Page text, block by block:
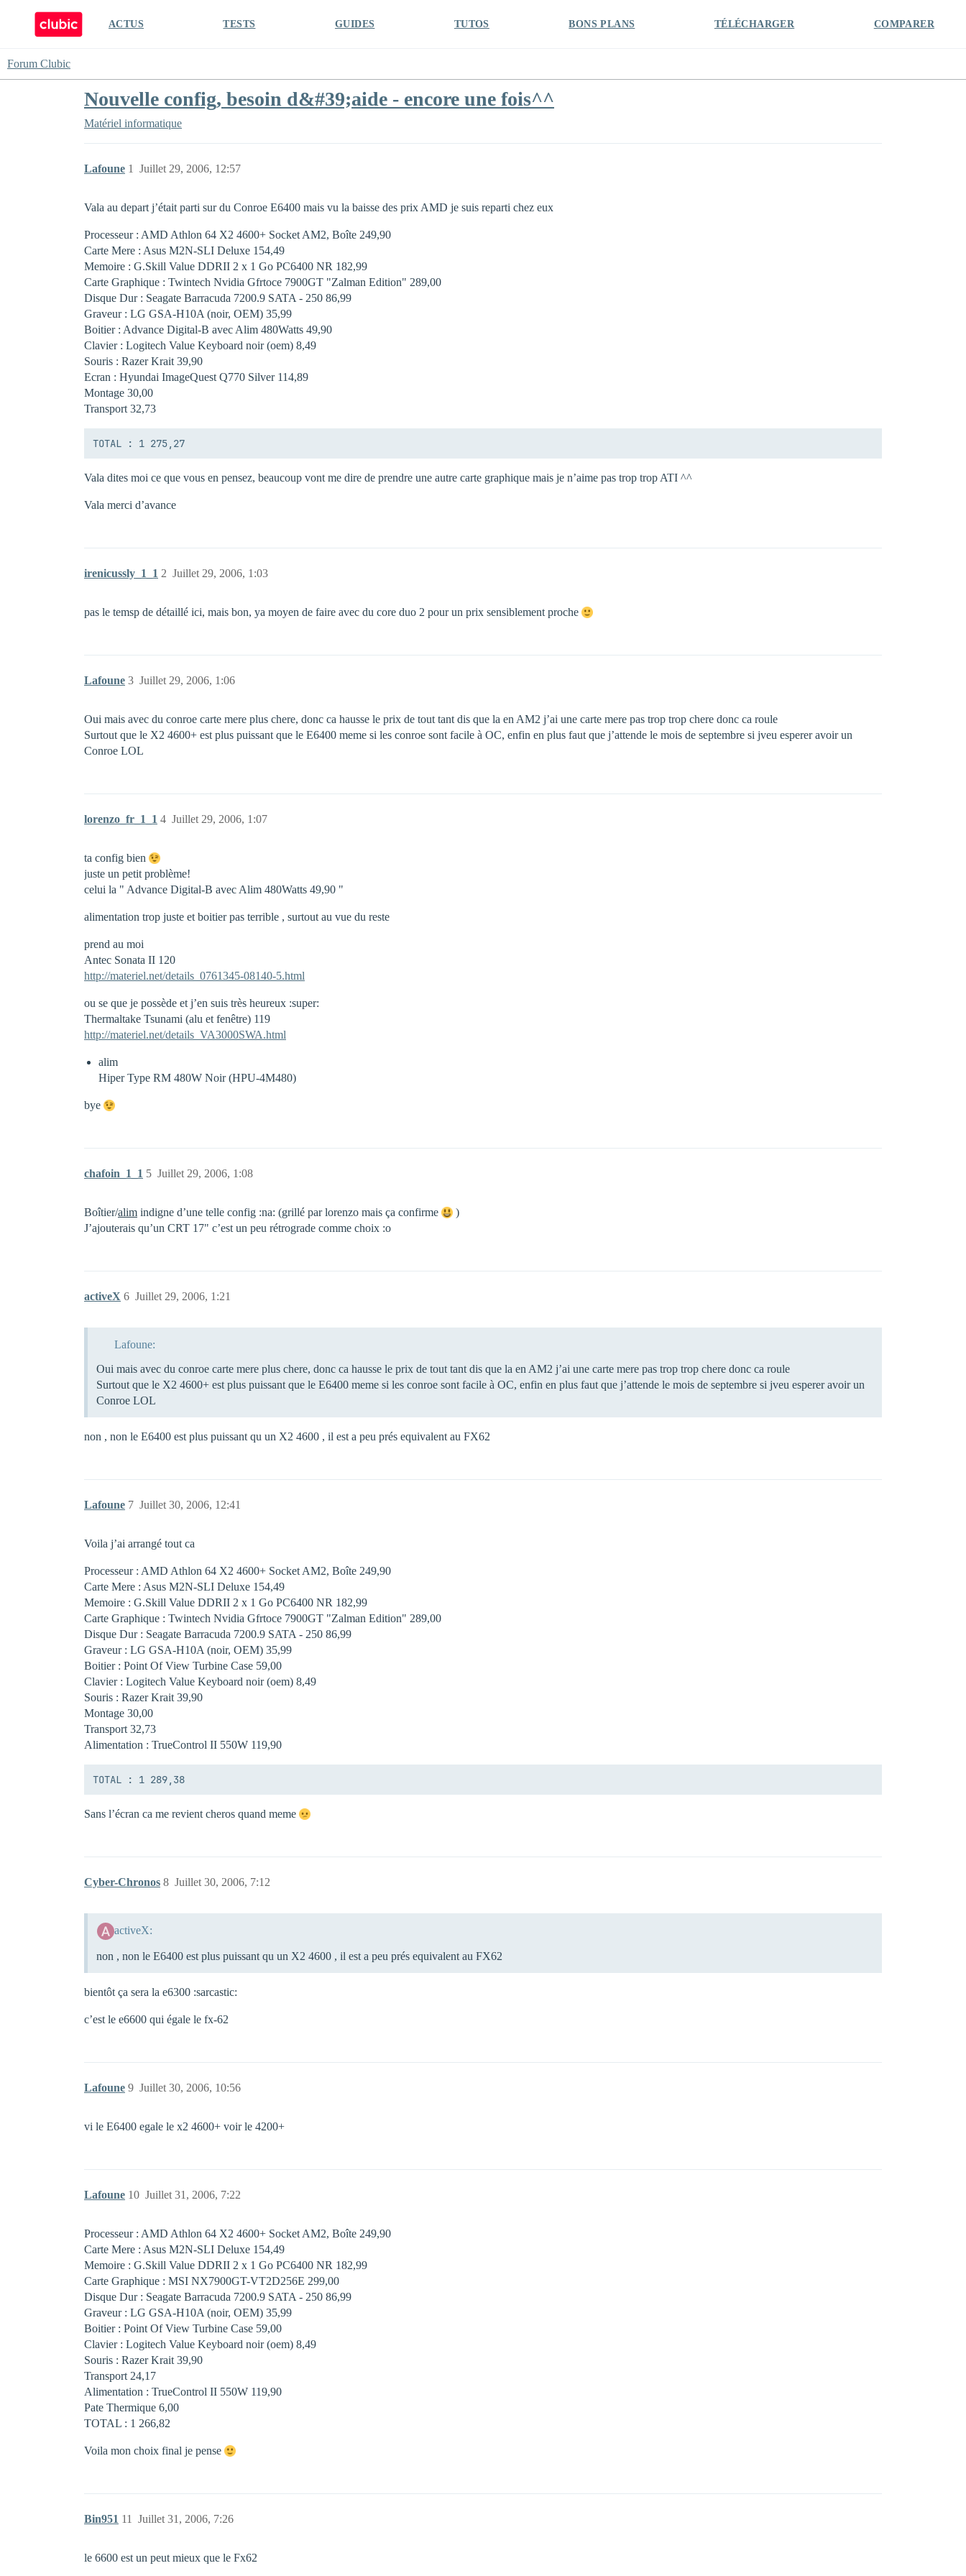
ACTUS TESTS GUIDES TUTOS BONS PLANS TÉLÉCHARGER COMPARER
Forum Clubic
Nouvelle config, besoin d&#39;aide - encore une fois^^
Matériel informatique
Lafoune Juillet 29, 2006, 12:57
1
Vala au depart j’était parti sur du Conroe E6400 mais vu la baisse des prix AMD je suis reparti chez eux
Processeur : AMD Athlon 64 X2 4600+ Socket AM2, Boîte 249,90 
Carte Mere : Asus M2N-SLI Deluxe 154,49 
Memoire : G.Skill Value DDRII 2 x 1 Go PC6400 NR 182,99 
Carte Graphique : Twintech Nvidia Gfrtoce 7900GT "Zalman Edition" 289,00 
Disque Dur : Seagate Barracuda 7200.9 SATA - 250 86,99 
Graveur : LG GSA-H10A (noir, OEM) 35,99 
Boitier : Advance Digital-B avec Alim 480Watts 49,90 
Clavier : Logitech Value Keyboard noir (oem) 8,49 
Souris : Razer Krait 39,90 
Ecran : Hyundai ImageQuest Q770 Silver 114,89 
Montage 30,00 
Transport 32,73 
Vala dites moi ce que vous en pensez, beaucoup vont me dire de prendre une autre carte graphique mais je n’aime pas trop trop ATI ^^
Vala merci d’avance
irenicussly_1_1 Juillet 29, 2006, 1:03
2
pas le temsp de détaillé ici, mais bon, ya moyen de faire avec du core duo 2 pour un prix sensiblement proche
Lafoune Juillet 29, 2006, 1:06
3
Oui mais avec du conroe carte mere plus chere, donc ca hausse le prix de tout tant dis que la en AM2 j’ai une carte mere pas trop trop chere donc ca roule
Surtout que le X2 4600+ est plus puissant que le E6400 meme si les conroe sont facile à OC, enfin en plus faut que j’attende le mois de septembre si jveu esperer avoir un
Conroe LOL
lorenzo_fr_1_1 Juillet 29, 2006, 1:07
4
ta config bien
juste un petit problème!
celui la " Advance Digital-B avec Alim 480Watts 49,90 "
alimentation trop juste et boitier pas terrible , surtout au vue du reste
prend au moi
Antec Sonata II 120
http://materiel.net/details_0761345-08140-5.html
ou se que je possède et j’en suis très heureux :super:
Thermaltake Tsunami (alu et fenêtre) 119
http://materiel.net/details_VA3000SWA.html
alim
Hiper Type RM 480W Noir (HPU-4M480)
bye
chafoin_1_1 Juillet 29, 2006, 1:08
5
Boîtier/alim indigne d’une telle config :na: (grillé par lorenzo mais ça confirme
)
J’ajouterais qu’un CRT 17" c’est un peu rétrograde comme choix :o
activeX Juillet 29, 2006, 1:21
6
Lafoune:
Oui mais avec du conroe carte mere plus chere, donc ca hausse le prix de tout tant dis que la en AM2 j’ai une carte mere pas trop trop chere donc ca roule
Surtout que le X2 4600+ est plus puissant que le E6400 meme si les conroe sont facile à OC, enfin en plus faut que j’attende le mois de septembre si jveu esperer avoir un
Conroe LOL
non , non le E6400 est plus puissant qu un X2 4600 , il est a peu prés equivalent au FX62
Lafoune Juillet 30, 2006, 12:41
7
Voila j’ai arrangé tout ca
Processeur : AMD Athlon 64 X2 4600+ Socket AM2, Boîte 249,90 
Carte Mere : Asus M2N-SLI Deluxe 154,49 
Memoire : G.Skill Value DDRII 2 x 1 Go PC6400 NR 182,99 
Carte Graphique : Twintech Nvidia Gfrtoce 7900GT "Zalman Edition" 289,00 
Disque Dur : Seagate Barracuda 7200.9 SATA - 250 86,99 
Graveur : LG GSA-H10A (noir, OEM) 35,99 
Boitier : Point Of View Turbine Case 59,00 
Clavier : Logitech Value Keyboard noir (oem) 8,49 
Souris : Razer Krait 39,90 
Montage 30,00 
Transport 32,73 
Alimentation : TrueControl II 550W 119,90 
Sans l’écran ca me revient cheros quand meme
Cyber-Chronos Juillet 30, 2006, 7:12
8
activeX:
non , non le E6400 est plus puissant qu un X2 4600 , il est a peu prés equivalent au FX62
bientôt ça sera la e6300 :sarcastic:
c’est le e6600 qui égale le fx-62
Lafoune Juillet 30, 2006, 10:56
9
vi le E6400 egale le x2 4600+ voir le 4200+
Lafoune Juillet 31, 2006, 7:22
10
Processeur : AMD Athlon 64 X2 4600+ Socket AM2, Boîte 249,90 
Carte Mere : Asus M2N-SLI Deluxe 154,49 
Memoire : G.Skill Value DDRII 2 x 1 Go PC6400 NR 182,99 
Carte Graphique : MSI NX7900GT-VT2D256E 299,00 
Disque Dur : Seagate Barracuda 7200.9 SATA - 250 86,99 
Graveur : LG GSA-H10A (noir, OEM) 35,99 
Boitier : Point Of View Turbine Case 59,00 
Clavier : Logitech Value Keyboard noir (oem) 8,49 
Souris : Razer Krait 39,90 
Transport 24,17 
Alimentation : TrueControl II 550W 119,90 
Pate Thermique 6,00 
TOTAL : 1 266,82 
Voila mon choix final je pense
Bin951 Juillet 31, 2006, 7:26
11
le 6600 est un peut mieux que le Fx62